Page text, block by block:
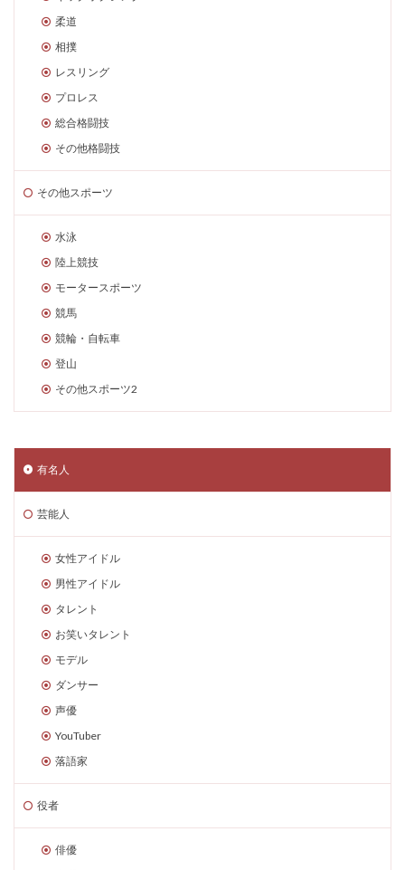
柔道
相撲
レスリング
プロレス
総合格闘技
その他格闘技
その他スポーツ
水泳
陸上競技
モータースポーツ
競馬
競輪・自転車
登山
その他スポーツ2
有名人
芸能人
女性アイドル
男性アイドル
タレント
お笑いタレント
モデル
ダンサー
声優
YouTuber
落語家
役者
俳優